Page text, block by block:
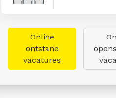
Online
ontstane
vacatures